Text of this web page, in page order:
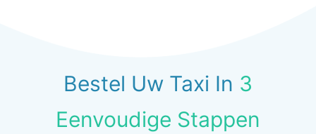
Bestel Uw Taxi In 3
Eenvoudige Stappen